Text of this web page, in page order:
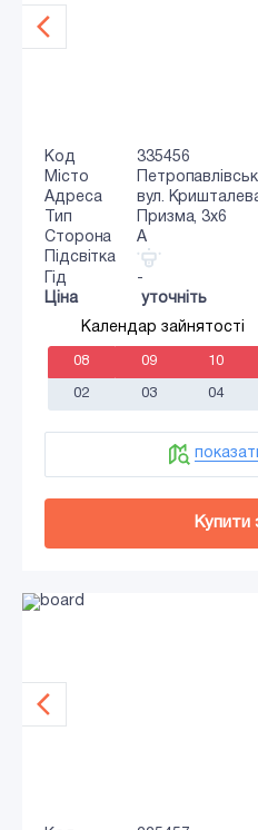
Код
335456
Місто
Адреса
вул.
Тип
Призма, 3x6
Сторона
A
Підсвітка
Гід
-
Ціна
уточніть
Календар зайнятості
08 09 10
02 03 04
Купити